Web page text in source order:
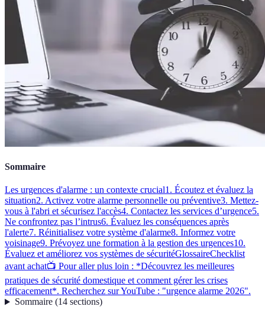
Sommaire
Les urgences d'alarme : un contexte crucial1. Écoutez et évaluez la
situation2. Activez votre alarme personnelle ou préventive3. Mettez-
vous à l'abri et sécurisez l'accès4. Contactez les services d’urgence5.
Ne confrontez pas l’intrus6. Évaluez les conséquences après
l'alerte7. Réinitialisez votre système d'alarme8. Informez votre
voisinage9. Prévoyez une formation à la gestion des urgences10.
Évaluez et améliorez vos systèmes de sécuritéGlossaireChecklist
avant achat📺 Pour aller plus loin : *Découvrez les meilleures
pratiques de sécurité domestique et comment gérer les crises
efficacement*. Recherchez sur YouTube : "urgence alarme 2026".
Sommaire(14 sections)